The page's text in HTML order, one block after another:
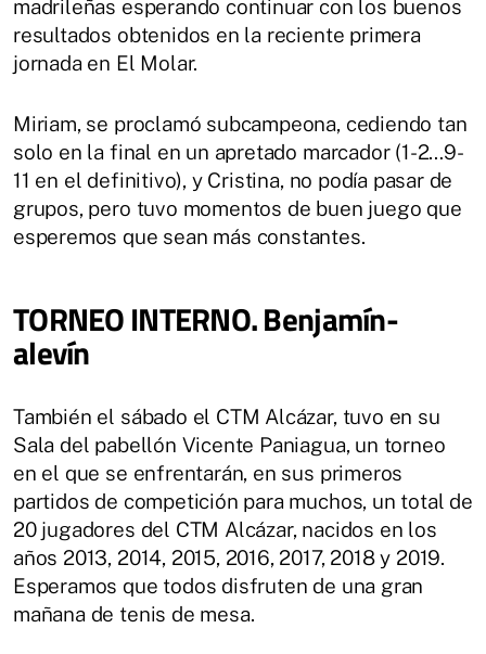
madrileñas esperando continuar con los buenos
resultados obtenidos en la reciente primera
jornada en El Molar.
Miriam, se proclamó subcampeona, cediendo tan
solo en la final en un apretado marcador (1-2…9-
11 en el definitivo), y Cristina, no podía pasar de
grupos, pero tuvo momentos de buen juego que
esperemos que sean más constantes.
TORNEO INTERNO. Benjamín-
alevín
También el sábado el CTM Alcázar, tuvo en su
Sala del pabellón Vicente Paniagua, un torneo
en el que se enfrentarán, en sus primeros
partidos de competición para muchos, un total de
20 jugadores del CTM Alcázar, nacidos en los
años 2013, 2014, 2015, 2016, 2017, 2018 y 2019.
Esperamos que todos disfruten de una gran
mañana de tenis de mesa.